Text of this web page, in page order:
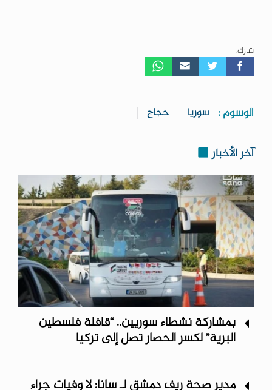
شارك:
الوسوم : سوريا حجاج
آخر الأخبار
بمشاركة نشطاء سوريين.. “قافلة فلسطين
البرية” لكسر الحصار تصل إلى تركيا
مدير صحة ريف دمشق لـ سانا: لا وفيات جراء